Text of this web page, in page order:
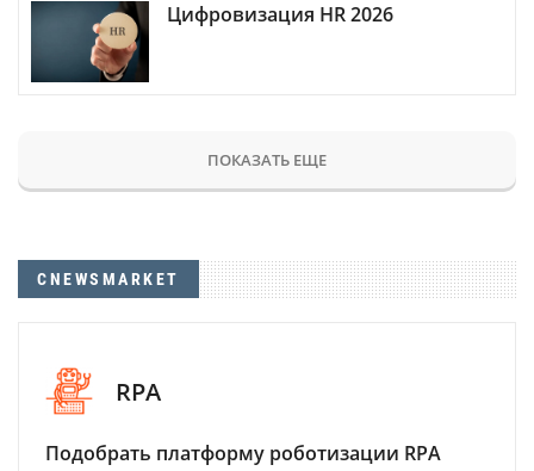
Цифровизация HR 2026
ПОКАЗАТЬ ЕЩЕ
CNEWSMARKET
RPA
Подобрать платформу роботизации RPA